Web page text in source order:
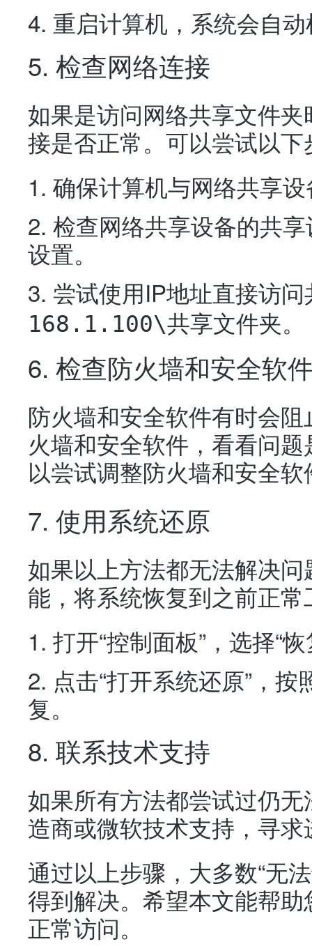
重启计算机，系统会自
5. 检查网络连接
如果是访问网络共享文件
接是否正常。可以尝试以下
确保计算机与网络共享
检查网络共享设备的共
设置。
尝试使用IP地址直接访
168.1.100\共享文件夹。
6. 检查防火墙和安全软
防火墙和安全软件有时会
火墙和安全软件，看看问
以尝试调整防火墙和安全
7. 使用系统还原
如果以上方法都无法解决
能，将系统恢复到之前正
打开“控制面板”，选择“恢
点击“打开系统还原”，
复。
8. 联系技术支持
如果所有方法都尝试过仍
造商或微软技术支持，寻
通过以上步骤，大多数“无
得到解决。希望本文能帮
正常访问。